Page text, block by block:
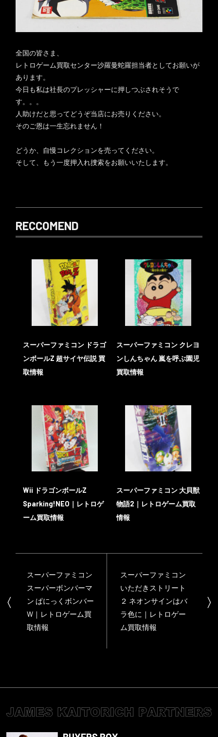
全国の皆さま、
レトロゲーム買取センター沙羅曼蛇羅担当者としてお願いが
あります。
今日も私は社長のプレッシャーに押しつぶされそうで
す。。。
人助けだと思ってどうぞ当店にお売りください。
そのご恩は一生忘れません！
どうか、自慢コレクションを売ってください。
そして、もう一度押入れ捜索をお願いいたします。
RECCOMEND
スーパーファミコン ドラゴ
ンボールZ 超サイヤ伝説 買
取情報
スーパーファミコン クレヨ
ンしんちゃん 嵐を呼ぶ園児
買取情報
Wii ドラゴンボールZ
Sparking!NEO｜レトロゲ
ーム買取情報
スーパーファミコン 大貝獣
物語2｜レトロゲーム買取
情報
スーパーファミコン
スーパーボンバーマ
ン ぱにっくボンバー
W｜レトロゲーム買
取情報
スーパーファミコン
いただきストリート
２ ネオンサインはバ
ラ色に｜レトロゲー
ム買取情報